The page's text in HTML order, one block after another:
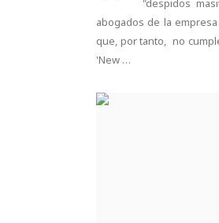
"despidos
abogados de la
que, por tanto, no
'New …